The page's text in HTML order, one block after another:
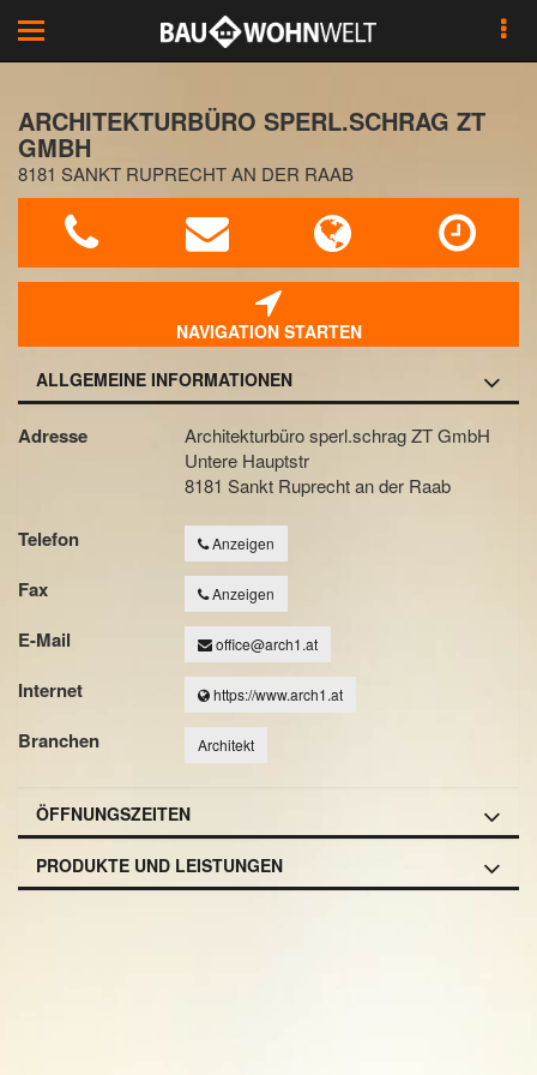
Toggle
navigation
ARCHITEKTURBÜRO SPERL.SCHRAG ZT
GMBH
8181 SANKT RUPRECHT AN DER RAAB
NAVIGATION STARTEN
ALLGEMEINE INFORMATIONEN
Adresse
Architekturbüro sperl.schrag ZT GmbH
Untere Hauptstr
8181 Sankt Ruprecht an der Raab
Telefon Anzeigen
Fax Anzeigen
E-Mail office@arch1.at
Internet https://www.arch1.at
Branchen Architekt
ÖFFNUNGSZEITEN
PRODUKTE UND LEISTUNGEN